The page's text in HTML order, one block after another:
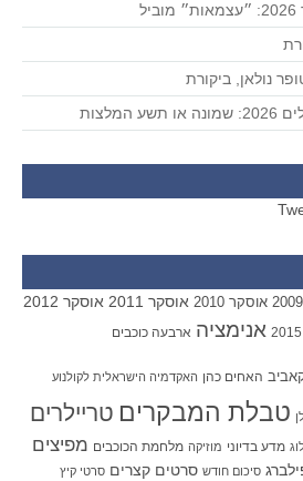
נולאן, ביקורת
אוסקר 2010 אוסקר 2011 אוסקר 2012
אנימציה ארבעה כוכבים
האחים כהן האקדמיה הישראלית לקולנוע
טבלת המבקרים טריילרים
מדע בדיוני מוזיקה מלחמת הכוכבים מפיצים
סיכום חודש סרטים קצרים סרטי קיץ